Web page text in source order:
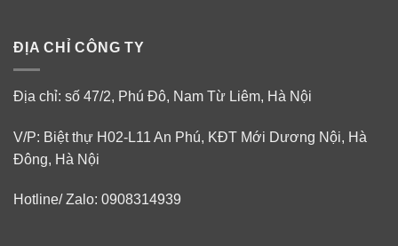
ĐỊA CHỈ CÔNG TY
Địa chỉ: số 47/2, Phú Đô, Nam Từ Liêm, Hà Nội
V/P: Biệt thự H02-L11 An Phú, KĐT Mới Dương Nội, Hà
Đông, Hà Nội
Hotline/ Zalo: 0908314939